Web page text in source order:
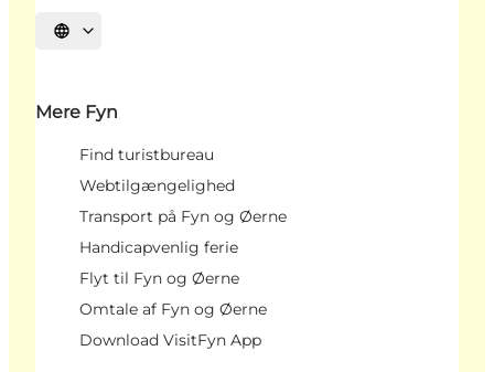
Vælg sprog
Mere Fyn
Find turistbureau
Webtilgængelighed
Transport på Fyn og Øerne
Handicapvenlig ferie
Flyt til Fyn og Øerne
Omtale af Fyn og Øerne
Download VisitFyn App